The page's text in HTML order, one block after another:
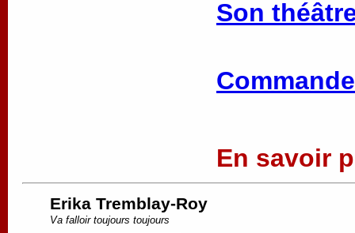
Son
En savoir
Erika Tremblay-Roy
Va falloir toujours toujours